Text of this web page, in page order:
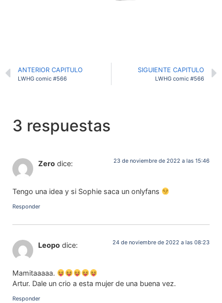
ANTERIOR CAPITULO
LWHG comic #566
SIGUIENTE CAPITULO
LWHG comic #566
3 respuestas
Zero dice: 23 de noviembre de 2022 a las 15:46
Tengo una idea y si Sophie saca un onlyfans
Responder
Leopo dice: 24 de noviembre de 2022 a las 08:23
Mamitaaaaa.
Artur. Dale un crio a esta mujer de una buena vez.
Responder